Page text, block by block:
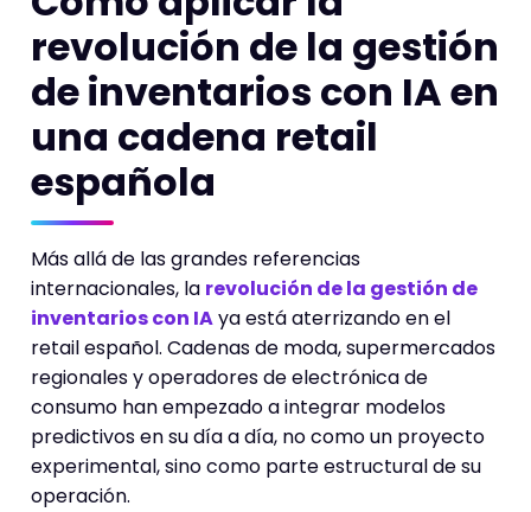
revolución de la gestión
de inventarios con IA en
una cadena retail
española
Más allá de las grandes referencias
internacionales, la revolución de la gestión de
inventarios con IAya está aterrizando en el
retail español. Cadenas de moda, supermercados
regionales y operadores de electrónica de
consumo han empezado a integrar modelos
predictivos en su día a día, no como un proyecto
experimental, sino como parte estructural de su
operación.